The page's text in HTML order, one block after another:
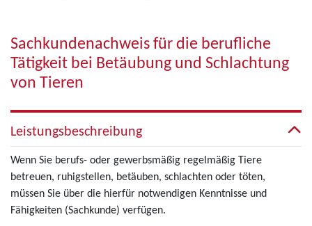
Sachkundenachweis für die berufliche
Tätigkeit bei Betäubung und Schlachtung
von Tieren
Leistungsbeschreibung
Wenn Sie berufs- oder gewerbsmäßig regelmäßig Tiere
betreuen, ruhigstellen, betäuben, schlachten oder töten,
müssen Sie über die hierfür notwendigen Kenntnisse und
Fähigkeiten (Sachkunde) verfügen.